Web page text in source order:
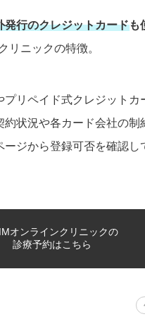
発行のクレジットカードも
リニックの特徴。
プリペイド式クレジットカ
約状況や各カード会社の制
ージから登録可否を確認し
オンラインクリニックの
診療予約はこちら